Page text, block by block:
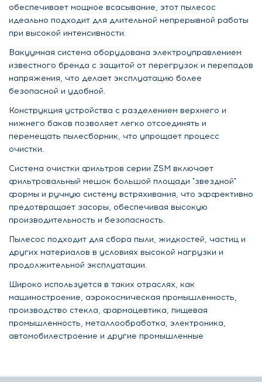
обеспечивает мощное всасывание, этот пылесос
идеально подходит для длительной непрерывной работы
при высокой интенсивности.
Вакуумная система оборудована электроуправлением
известного бренда с защитой от перегрузок и перепадов
напряжения, что делает эксплуатацию более
безопасной и удобной.
Конструкция устройства с разделением верхнего и
нижнего баков позволяет легко отсоединять и
перемещать пылесборник, что упрощает процесс
очистки.
Система очистки фильтров серии ZSM включает
фильтровальный мешок большой площади "звездной"
формы и ручную систему встряхивания, что эффективно
предотвращает засоры, обеспечивая высокую
производительность и безопасность.
Пылесос подходит для сбора пыли, жидкостей, частиц и
других материалов в условиях высокой нагрузки и
продолжительной эксплуатации.
Широко используется в таких отраслях, как
машиностроение, аэрокосмическая промышленность,
производство стекла, фармацевтика, пищевая
промышленность, металлообработка, электроника,
автомобилестроение и другие промышленные